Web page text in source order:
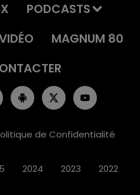
PODCASTS
MAGNUM 80
de Confidentialité
2024 2023 2022